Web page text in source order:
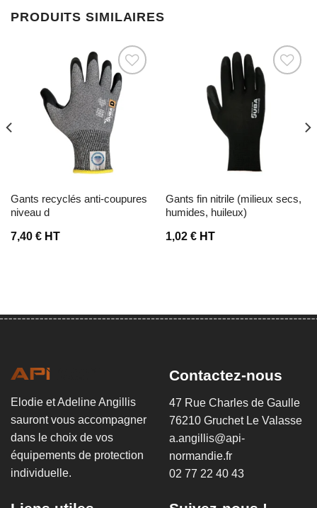
PRODUITS SIMILAIRES
Ajouter à la liste d’envies
gants recyclés anti-coupures
niveau d
7,40 €HT
Ajouter à la liste d’envies
gants fin nitrile (milieux secs,
humides, huileux)
1,02 €HT
Elodie et Adeline Angillis
sauront vous accompagner
dans le choix de vos
équipements de protection
individuelle.
Contactez-nous
47 Rue Charles de Gaulle
76210 Gruchet Le Valasse
a.angillis@api-
normandie.fr
02 77 22 40 43